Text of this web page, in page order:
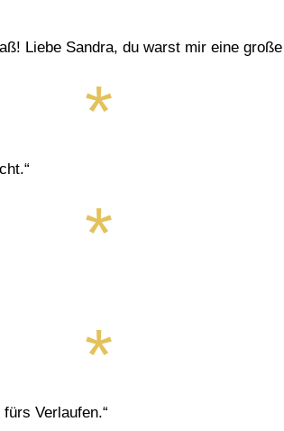
Liebe Sandra, du warst mir eine
Verlaufen.“